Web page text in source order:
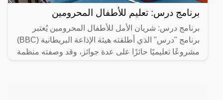
برنامج درس: تعليم للأطفال المحرومين
برنامج درس: شريان الأمل للأطفال المحرومين يُعتبر
برنامج "درس" الذي أطلقته هيئة الإذاعة البريطانية (BBC)
مشروعًا تعليميًا حائزًا على عدة جوائز، وقد وصفته منظمة